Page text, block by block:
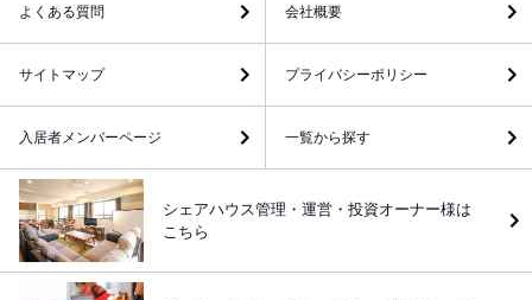
よくある質問 会社概要
サイトマップ プライバシーポリシー
入居者メンバーページ 一覧から探す
シェアハウス管理・運営・投資オーナー様は
こちら